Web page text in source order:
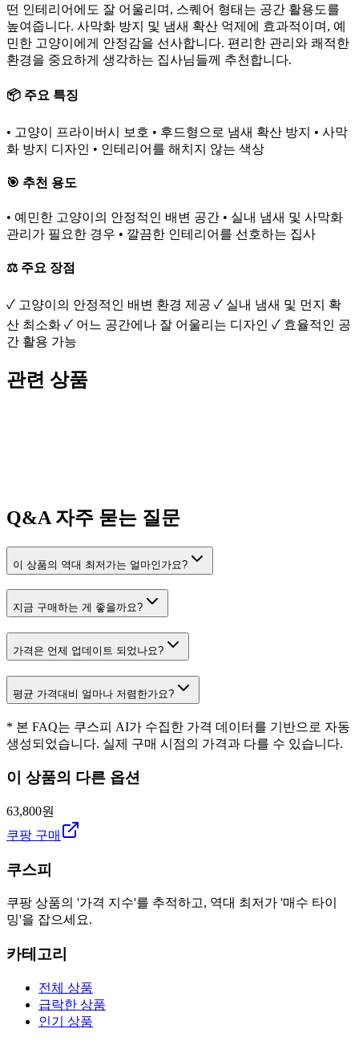
떤 인테리어에도 잘 어울리며, 스퀘어 형태는 공간 활용도를
높여줍니다. 사막화 방지 및 냄새 확산 억제에 효과적이며, 예
민한 고양이에게 안정감을 선사합니다. 편리한 관리와 쾌적한
환경을 중요하게 생각하는 집사님들께 추천합니다.
📦 주요 특징
• 고양이 프라이버시 보호 • 후드형으로 냄새 확산 방지 • 사막
화 방지 디자인 • 인테리어를 해치지 않는 색상
🎯 추천 용도
• 예민한 고양이의 안정적인 배변 공간 • 실내 냄새 및 사막화
관리가 필요한 경우 • 깔끔한 인테리어를 선호하는 집사
⚖️ 주요 장점
✓ 고양이의 안정적인 배변 환경 제공 ✓ 실내 냄새 및 먼지 확
산 최소화 ✓ 어느 공간에나 잘 어울리는 디자인 ✓ 효율적인 공
간 활용 가능
관련 상품
Q&A 자주 묻는 질문
이 상품의 역대 최저가는 얼마인가요?
지금 구매하는 게 좋을까요?
가격은 언제 업데이트 되었나요?
평균 가격대비 얼마나 저렴한가요?
* 본 FAQ는 쿠스피 AI가 수집한 가격 데이터를 기반으로 자동
생성되었습니다. 실제 구매 시점의 가격과 다를 수 있습니다.
이 상품의 다른 옵션
63,800원
쿠팡 구매
쿠스피
쿠팡 상품의 '가격 지수'를 추적하고, 역대 최저가 '매수 타이
밍'을 잡으세요.
카테고리
전체 상품
급락한 상품
인기 상품